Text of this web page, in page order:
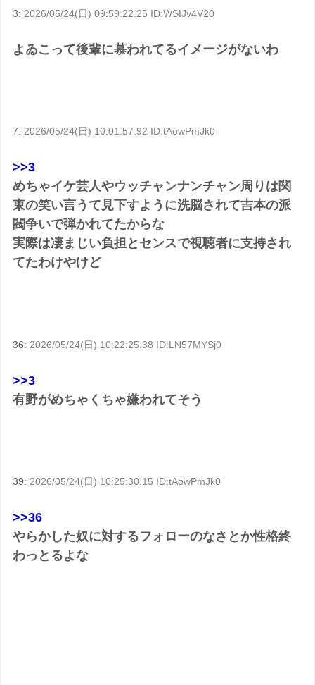
3: 2026/05/24(日) 09:59:22.25 ID:WSIJv4V20
よゐこって後輩に慕われてるイメージがないわ
7:2026/05/24(日) 10:01:57.92 ID:tAowPmJk0
>>3
めちゃイケ芸人やウッチャンナンチャン周りは関
東の笑い言うて見下すように洗脳されて吉本の派
閥争いで弾かれてたからな
実際は凄まじい負担とセンスで視聴者に支持され
てたわけやけど
36: 2026/05/24(日) 10:22:25.38 ID:LN57MYSj0
>>3
有野がめちゃくちゃ嫌われてそう
39: 2026/05/24(日) 10:25:30.15 ID:tAowPmJk0
>>36
やらかした奴に対するフォローのなさとか性格終
わっとるよな